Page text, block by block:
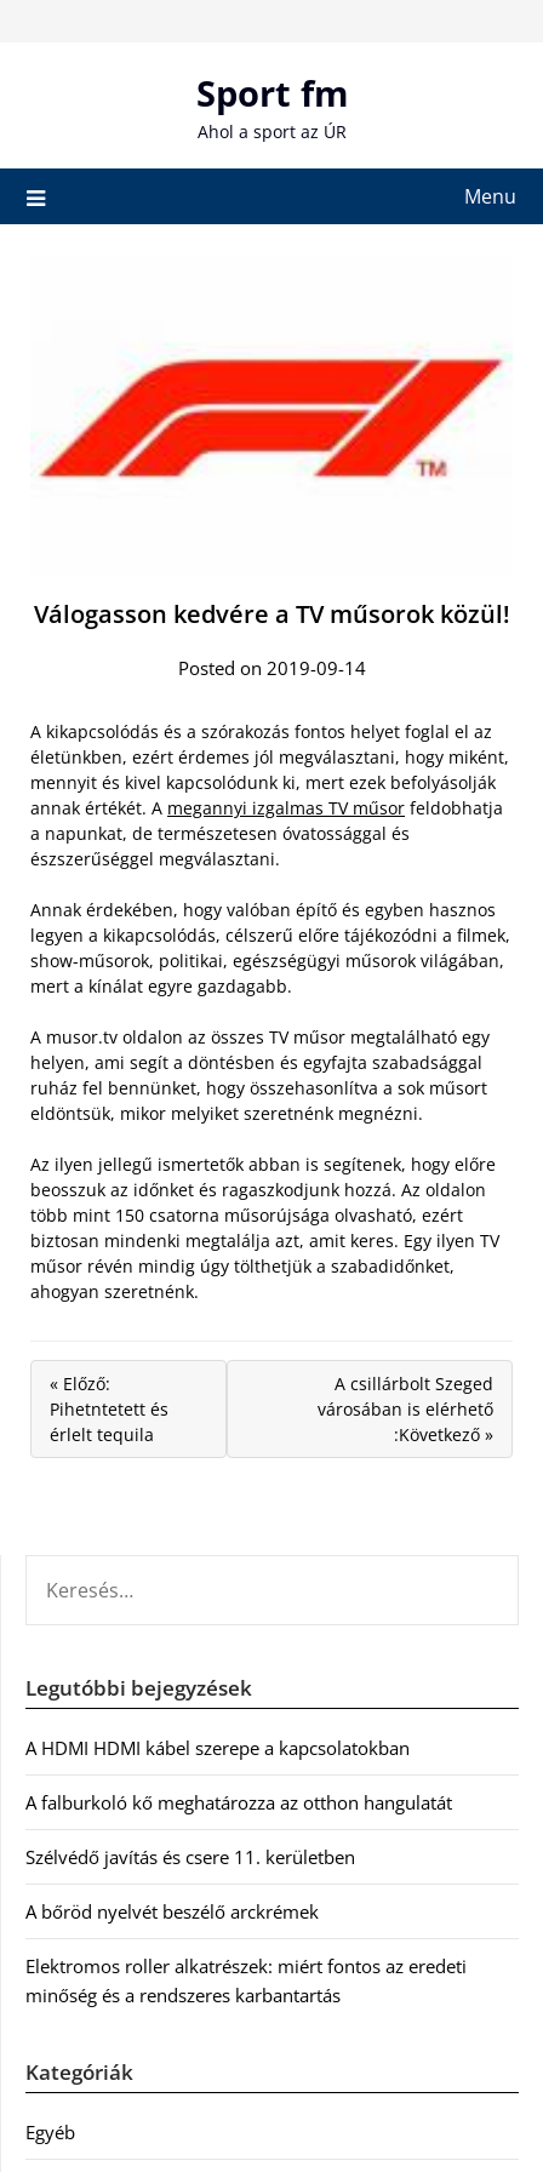
Sport fm
Ahol a sport az ÚR
Menu
Válogasson kedvére a TV műsorok közül!
Posted on 2019-09-14
A kikapcsolódás és a szórakozás fontos helyet foglal el az
életünkben, ezért érdemes jól megválasztani, hogy miként,
mennyit és kivel kapcsolódunk ki, mert ezek befolyásolják
annak értékét. A megannyi izgalmas TV műsor feldobhatja
a napunkat, de természetesen óvatossággal és
észszerűséggel megválasztani.
Annak érdekében, hogy valóban építő és egyben hasznos
legyen a kikapcsolódás, célszerű előre tájékozódni a filmek,
show-műsorok, politikai, egészségügyi műsorok világában,
mert a kínálat egyre gazdagabb.
A musor.tv oldalon az összes TV műsor megtalálható egy
helyen, ami segít a döntésben és egyfajta szabadsággal
ruház fel bennünket, hogy összehasonlítva a sok műsort
eldöntsük, mikor melyiket szeretnénk megnézni.
Az ilyen jellegű ismertetők abban is segítenek, hogy előre
beosszuk az időnket és ragaszkodjunk hozzá. Az oldalon
több mint 150 csatorna műsorújsága olvasható, ezért
biztosan mindenki megtalálja azt, amit keres. Egy ilyen TV
műsor révén mindig úgy tölthetjük a szabadidőnket,
ahogyan szeretnénk.
« Előző:
Pihetntetett és
érlelt tequila
A csillárbolt Szeged
városában is elérhető
:Következő »
Legutóbbi bejegyzések
A HDMI HDMI kábel szerepe a kapcsolatokban
A falburkoló kő meghatározza az otthon hangulatát
Szélvédő javítás és csere 11. kerületben
A bőröd nyelvét beszélő arckrémek
Elektromos roller alkatrészek: miért fontos az eredeti
minőség és a rendszeres karbantartás
Kategóriák
Egyéb